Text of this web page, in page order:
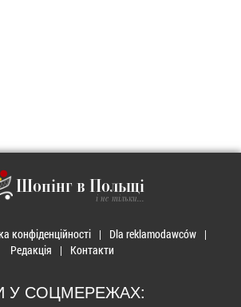
Шопінг в Польщі
і не тільки...
конфіденційності
Dla reklamodawców
Редакція
Контакти
У СОЦМЕРЕЖАХ: